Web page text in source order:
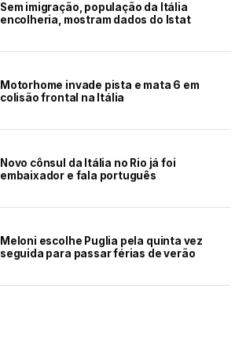
Sem imigração, população da Itália
encolheria, mostram dados do Istat
Motorhome invade pista e mata 6 em
colisão frontal na Itália
Novo cônsul da Itália no Rio já foi
embaixador e fala português
Meloni escolhe Puglia pela quinta vez
seguida para passar férias de verão